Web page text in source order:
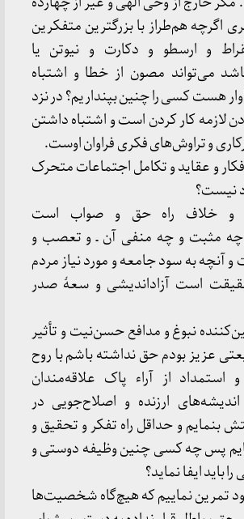
اگرچه هم‌طراز با بزرگترین متفکرین
و ارسطو و دکارت و نیوتن یا
می‌تواند مصون از خطا و اشتباه
هست کسی را چنین بپنداریم؟ در نزد
لازمه کار کردن است و اشتباه داشتن
و تراوش‌های فکری فراوان اوست.
و عقاید و تکامل اجتماعات متحرک
نیست؟
و خلاف راه حق و صواب است
مثبت و چه منفی آن ـ و تعصب و
آنچه به سود جامعه و مورد نیاز مردم
است آزاداندیشی و سعهٔ صدر
نبوغ و مدافع حسن‌نیت و تأثیر
عزیز بودم حق نداشته باشم با روح
از آراء پاک علاقه‌مندان
ارزنده و اصلاح‌جویی در
بنمایم و حداقل راه تفکر و تحقیق و
پس چه کسی چنین وظیفه دوستی و
باید ایفا نماید؟
تمرین نماییم که هیچ‌گاه شخصیت‌ها